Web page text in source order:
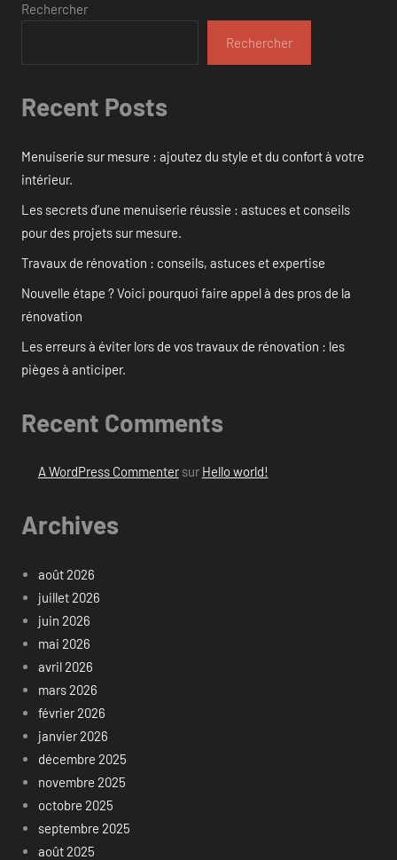
Rechercher
Rechercher
Recent Posts
Menuiserie sur mesure : ajoutez du style et du confort à votre
intérieur.
Les secrets d’une menuiserie réussie : astuces et conseils
pour des projets sur mesure.
Travaux de rénovation : conseils, astuces et expertise
Nouvelle étape ? Voici pourquoi faire appel à des pros de la
rénovation
Les erreurs à éviter lors de vos travaux de rénovation : les
pièges à anticiper.
Recent Comments
A WordPress Commentersur Hello world!
Archives
août 2026
juillet 2026
juin 2026
mai 2026
avril 2026
mars 2026
février 2026
janvier 2026
décembre 2025
novembre 2025
octobre 2025
septembre 2025
août 2025